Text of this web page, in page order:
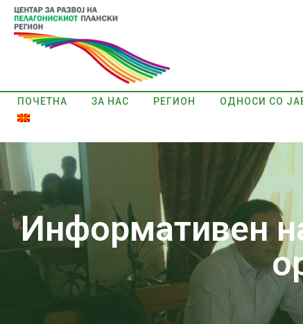
ПОЧЕТНА ЗА НАС РЕГИОН ОДНОСИ СО
Информативен